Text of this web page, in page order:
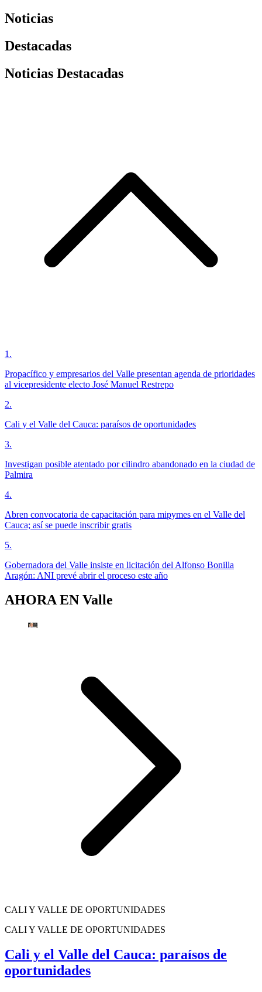
Noticias
Destacadas
Noticias Destacadas
1 .
Propacífico y empresarios del Valle presentan agenda de prioridades
al vicepresidente electo José Manuel Restrepo
2.
Cali y el Valle del Cauca: paraísos de oportunidades
3.
Investigan posible atentado por cilindro abandonado en la ciudad de
Palmira
4.
Abren convocatoria de capacitación para mipymes en el Valle del
Cauca; así se puede inscribir gratis
5.
Gobernadora del Valle insiste en licitación del Alfonso Bonilla
Aragón: ANI prevé abrir el proceso este año
AHORA EN Valle
CALI Y VALLE DE OPORTUNIDADES
CALI Y VALLE DE OPORTUNIDADES
Cali y el Valle del Cauca: paraísos de
oportunidades